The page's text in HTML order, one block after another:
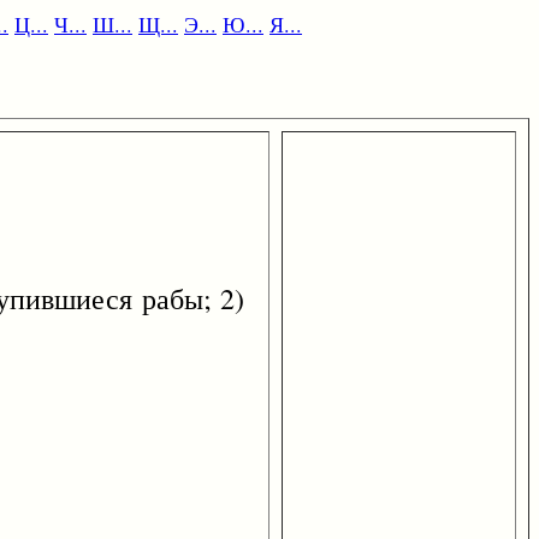
Ц... Ч... Ш... Щ... Э... Ю... Я...
рабы; 2)